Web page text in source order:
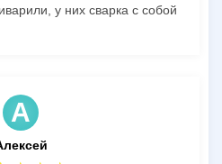
у них сварка с собой
А